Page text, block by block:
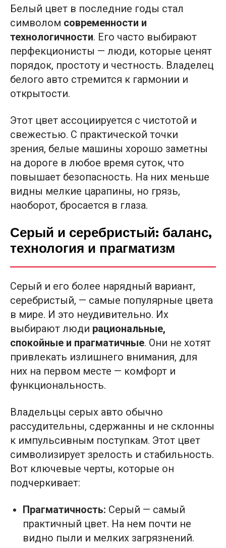
Белый цвет в последние годы стал
символом современности и
технологичности. Его часто выбирают
перфекционисты — люди, которые ценят
порядок, простоту и честность. Владелец
белого авто стремится к гармонии и
открытости.
Этот цвет ассоциируется с чистотой и
свежестью. С практической точки
зрения, белые машины хорошо заметны
на дороге в любое время суток, что
повышает безопасность. На них меньше
видны мелкие царапины, но грязь,
наоборот, бросается в глаза.
Серый и серебристый: баланс,
технология и прагматизм
Серый и его более нарядный вариант,
серебристый, — самые популярные цвета
в мире. И это неудивительно. Их
выбирают люди рациональные,
спокойные и прагматичные. Они не хотят
привлекать излишнего внимания, для
них на первом месте — комфорт и
функциональность.
Владельцы серых авто обычно
рассудительны, сдержанны и не склонны
к импульсивным поступкам. Этот цвет
символизирует зрелость и стабильность.
Вот ключевые черты, которые он
подчеркивает:
Прагматичность: Серый — самый
практичный цвет. На нем почти не
видно пыли и мелких загрязнений.